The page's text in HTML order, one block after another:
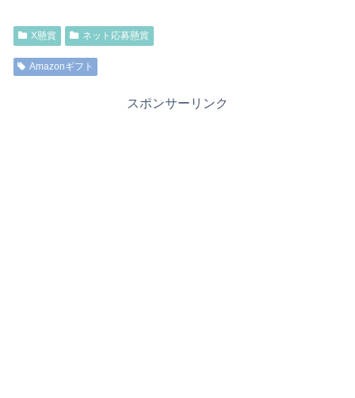
X懸賞 ネット応募懸賞
Amazonギフト
スポンサーリンク